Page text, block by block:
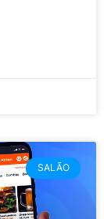
SALÃO